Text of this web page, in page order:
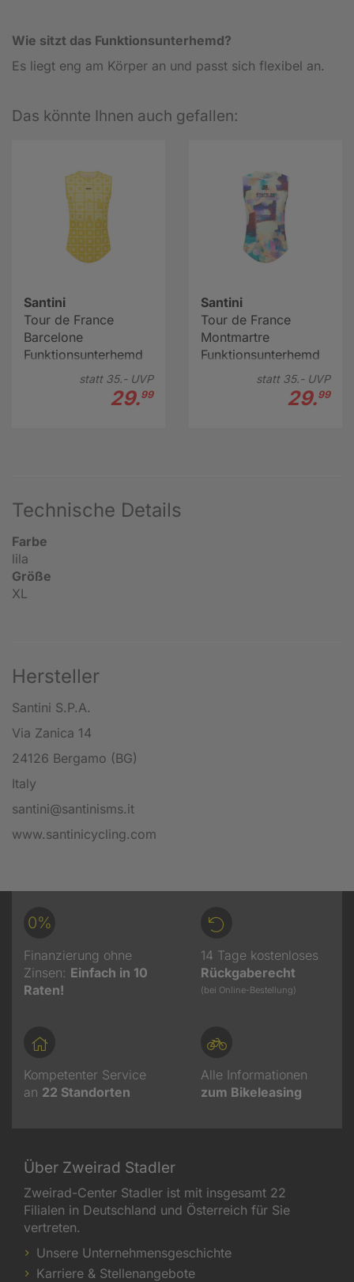
Wie sitzt das Funktionsunterhemd?
Es liegt eng am Körper an und passt sich flexibel an.
Das könnte Ihnen auch gefallen:
Santini
Tour de France
Barcelone
Funktionsunterhemd
statt 35.-UVP
29.99
Santini
Tour de France
Montmartre
Funktionsunterhemd
statt 35.-UVP
29.99
Technische Details
Farbe
lila
Größe
XL
Hersteller
Santini S.P.A.
Via Zanica 14
24126 Bergamo (BG)
Italy
santini@santinisms.it
www.santinicycling.com
0%
Finanzierung ohne
Zinsen: Einfach in 10
Raten!
14 Tage kostenloses
Rückgaberecht
(bei Online-Bestellung)
Kompetenter Service
an 22 Standorten
Alle Informationen
zum Bikeleasing
Über Zweirad Stadler
Zweirad-Center Stadler ist mit insgesamt 22
Filialen in Deutschland und Österreich für Sie
vertreten.
Unsere Unternehmensgeschichte
Karriere & Stellenangebote